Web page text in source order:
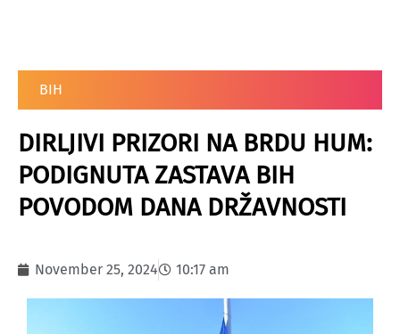
BIH
DIRLJIVI PRIZORI NA BRDU HUM:
PODIGNUTA ZASTAVA BIH
POVODOM DANA DRŽAVNOSTI
November 25, 2024 10:17 am